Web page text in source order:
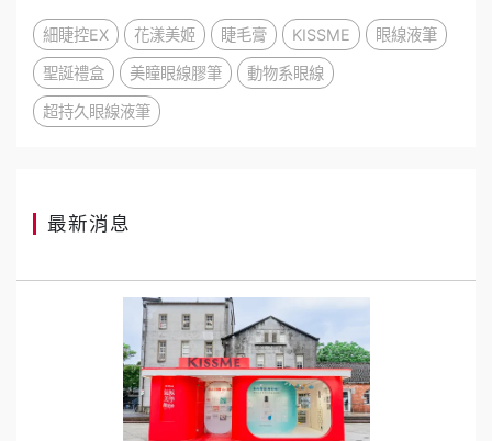
細睫控EX 花漾美姬 睫毛膏 KISSME 眼線液筆
聖誕禮盒 美瞳眼線膠筆 動物系眼線
超持久眼線液筆
最新消息